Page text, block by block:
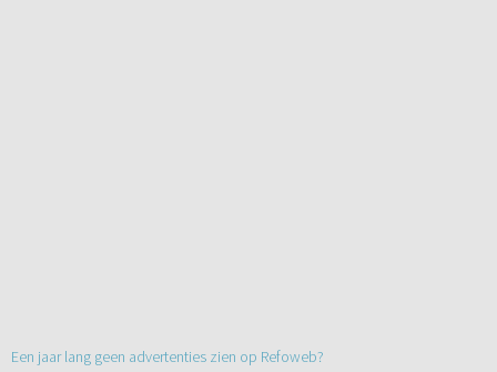
Een jaar lang geen advertenties zien op Refoweb?